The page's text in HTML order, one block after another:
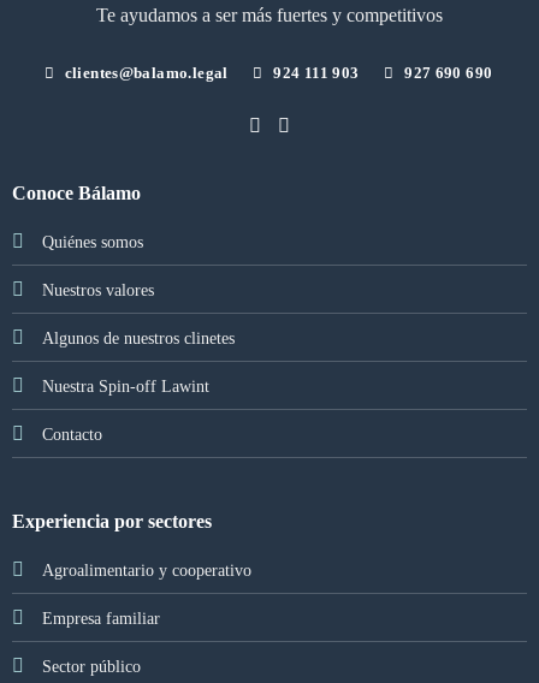
Te ayudamos a ser más fuertes y competitivos
clientes@balamo.legal 924 111 903 927 690 690
Conoce Bálamo
Quiénes somos
Nuestros valores
Algunos de nuestros clinetes
Nuestra Spin-off Lawint
Contacto
Experiencia por sectores
Agroalimentario y cooperativo
Empresa familiar
Sector público